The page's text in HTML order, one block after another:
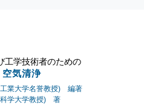
工学技術者のための
空気清浄
業大学名誉教授) 編著
学大学教授) 著